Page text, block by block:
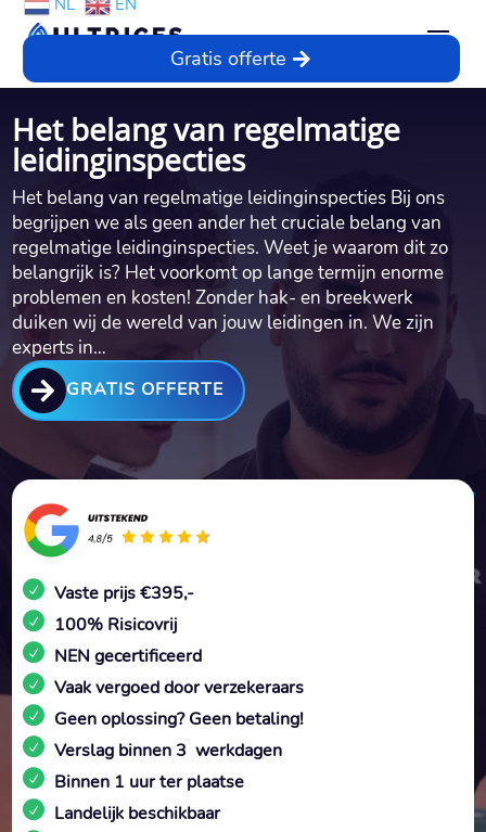
NL EN
Gratis offerte
Het belang van regelmatige
leidinginspecties
Het belang van regelmatige leidinginspecties Bij ons
begrijpen we als geen ander het cruciale belang van
regelmatige leidinginspecties.​ Weet je waarom dit zo
belangrijk is? Het voorkomt op lange termijn enorme
problemen en kosten! Zonder hak- en breekwerk
duiken wij de wereld van jouw leidingen in.​ We zijn
experts in…
 GRATIS OFFERTE
Vaste prijs €395,-
100% Risicovrij
NEN gecertificeerd
Vaak vergoed door verzekeraars
Geen oplossing? Geen betaling!
Verslag binnen 3 werkdagen
Binnen 1 uur ter plaatse
Landelijk beschikbaar